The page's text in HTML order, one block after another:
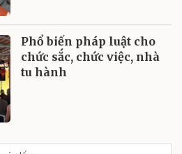
Phổ biến pháp luật cho
chức sắc, chức việc, nhà
tu hành